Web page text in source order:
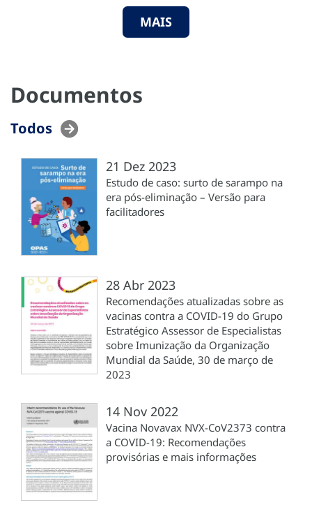
MAIS
Documentos
Todos
21 Dez 2023
Estudo de caso: surto de sarampo na
era pós-eliminação – Versão para
facilitadores
28 Abr 2023
Recomendações atualizadas sobre as
vacinas contra a COVID-19 do Grupo
Estratégico Assessor de Especialistas
sobre Imunização da Organização
Mundial da Saúde, 30 de março de
2023
14 Nov 2022
Vacina Novavax NVX-CoV2373 contra
a COVID-19: Recomendações
provisórias e mais informações